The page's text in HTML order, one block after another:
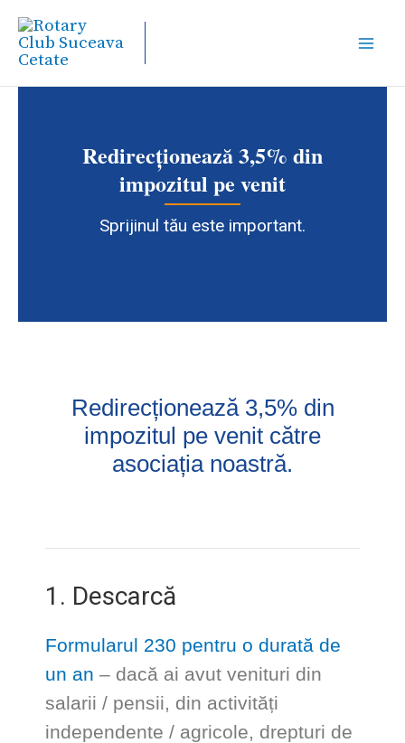
Skip
content
Redirecționează 3,5% din
impozitul pe venit
Sprijinul tău este important.
Redirecționează 3,5% din
impozitul pe venit către
asociația noastră.
1. Descarcă
Formularul 230 pentru o durată de
un an – dacă ai avut venituri din
salarii / pensii, din activități
independente / agricole, drepturi de